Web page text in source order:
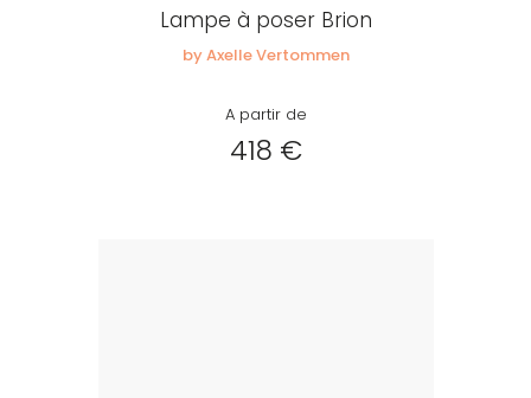
Lampe à poser Brion
by Axelle Vertommen
A partir de
418 €